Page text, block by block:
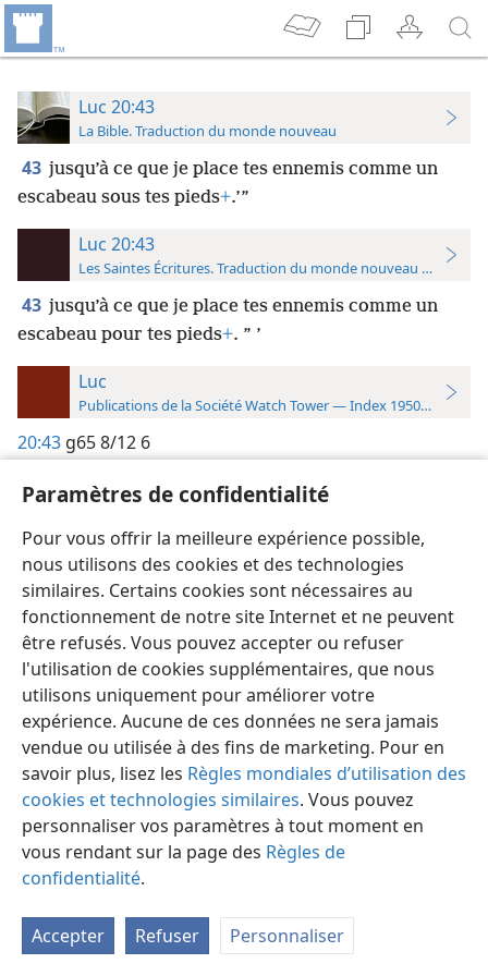
Paramètres de confidentialité
Pour vous offrir la meilleure expérience possible,
nous utilisons des cookies et des technologies
similaires. Certains cookies sont nécessaires au
fonctionnement de notre site Internet et ne peuvent
être refusés. Vous pouvez accepter ou refuser
l'utilisation de cookies supplémentaires, que nous
utilisons uniquement pour améliorer votre
expérience. Aucune de ces données ne sera jamais
vendue ou utilisée à des fins de marketing. Pour en
savoir plus, lisez les Règles mondiales d’utilisation des
cookies et technologies similaires. Vous pouvez
personnaliser vos paramètres à tout moment en
vous rendant sur la page des Règles de
confidentialité.
Accepter Refuser Personnaliser
Luc 20:43
La Bible. Traduction du monde nouveau
43 jusqu’à ce que je place tes ennemis comme un
escabeau sous tes pieds+.’”
Luc 20:43
Les Saintes Écritures. Traduction du monde nouveau (avec
43 jusqu’à ce que je place tes ennemis comme un
escabeau pour tes pieds+. ” ’
Luc
Publications de la Société Watch Tower — Index 1950-1985
20:43 g65 8/12 6
Préférences
Copyright© 2026 Watch Tower Bible and Tract Society of Pennsylvania
Conditions d’utilisation
Règles de confidentialité
Paramètres de confidentialité
JW.ORG Se connecter